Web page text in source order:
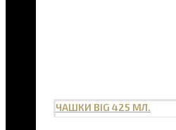
ЧАШКИ BIG 425 МЛ.